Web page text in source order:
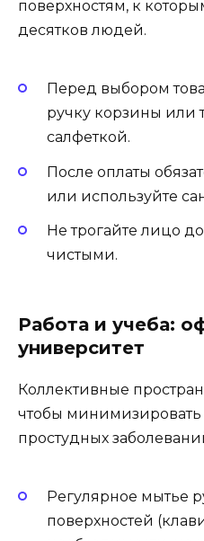
поверхностям, к
десятков людей.
Перед выбором
ручку корзины или
салфеткой.
После оплаты
или используйте
Не трогайте лицо до
чистыми.
Работа и учеба:
университет
Коллективные
чтобы
простудных
Регулярное мытье
поверхностей